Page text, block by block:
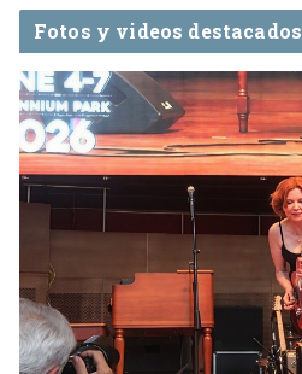
Fotos y videos destacados